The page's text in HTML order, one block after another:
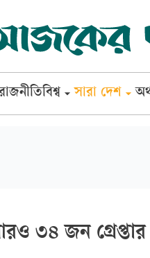
বিশ্ব সারা দেশ
৩৪ জন গ্রেপ্তার